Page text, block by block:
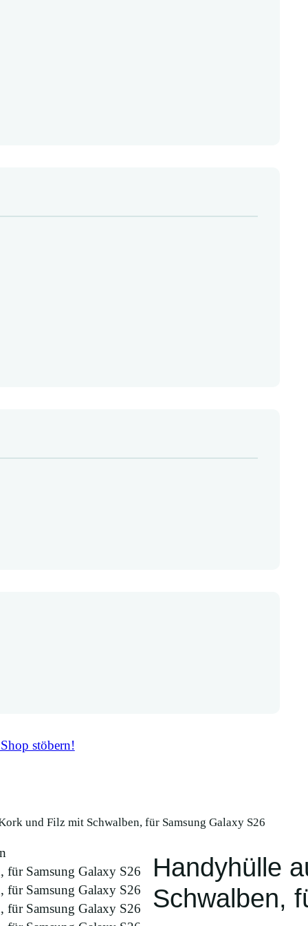
stöbern!
und Filz mit Schwalben, für Samsung Galaxy S26
Handyhülle
Schwalben,